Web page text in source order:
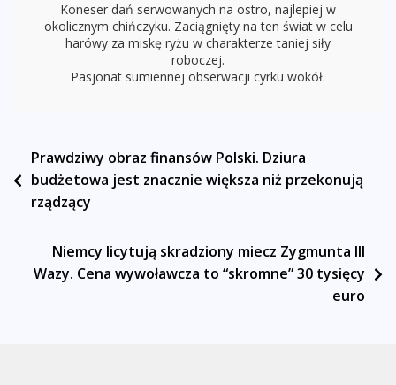
Koneser dań serwowanych na ostro, najlepiej w
okolicznym chińczyku. Zaciągnięty na ten świat w celu
harówy za miskę ryżu w charakterze taniej siły
roboczej.
Pasjonat sumiennej obserwacji cyrku wokół.
Nawigacja
wpisu
Prawdziwy obraz finansów Polski. Dziura
budżetowa jest znacznie większa niż przekonują
rządzący
Niemcy licytują skradziony miecz Zygmunta III
Wazy. Cena wywoławcza to “skromne” 30 tysięcy
euro